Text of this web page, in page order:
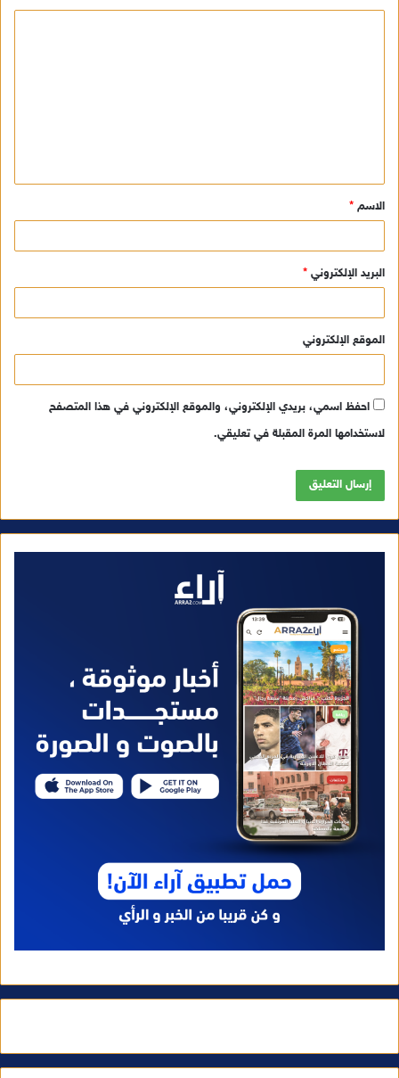
ق
*
الاسم *
البريد الإلكتروني *
الموقع الإلكتروني
احفظ اسمي، بريدي الإلكتروني، والموقع الإلكتروني في هذا المتصفح
لاستخدامها المرة المقبلة في تعليقي.